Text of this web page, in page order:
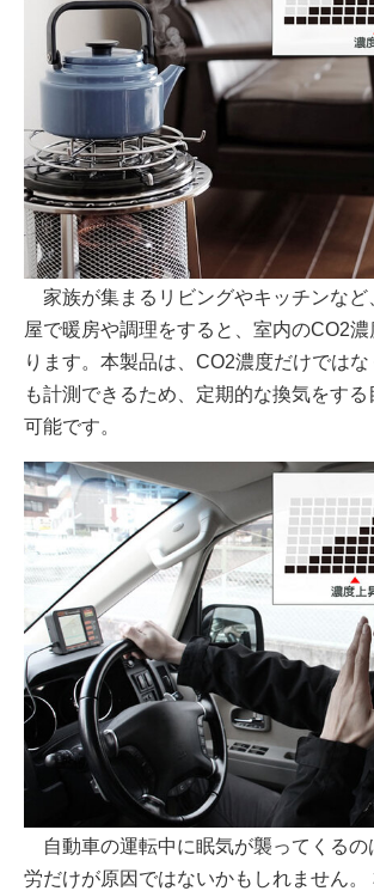
家族が集まるリビングやキッチンなど
屋で暖房や調理をすると、室内のCO2濃
ります。本製品は、CO2濃度だけでは
も計測できるため、定期的な換気をする
可能です。
自動車の運転中に眠気が襲ってくるの
労だけが原因ではないかもしれません